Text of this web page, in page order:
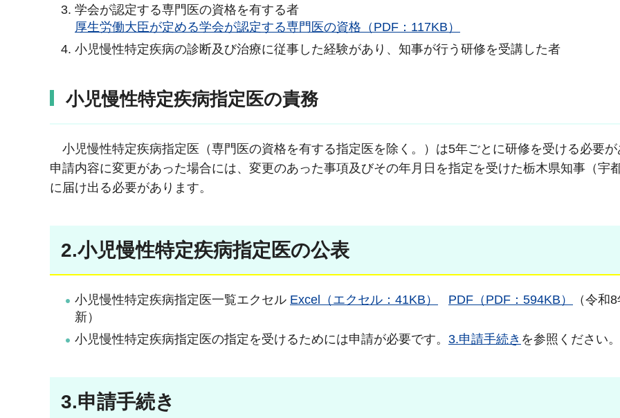
学会が認定する専門医の資格を有する者
厚生労働大臣が定める学会が認定する専門医の資格（PDF：117KB）
小児慢性特定疾病の診断及び治療に従事した経験があり、知事が行う研修を受講した者
小児慢性特定疾病指定医の責務
小児慢性特定疾病指定医（専門医の資格を有する指定医を除く。）は5年ごとに研修を受ける必要が
申請内容に変更があった場合には、変更のあった事項及びその年月日を指定を受けた栃木県知事（宇都
に届け出る必要があります。
2.小児慢性特定疾病指定医の公表
小児慢性特定疾病指定医一覧エクセル Excel（エクセル：41KB） PDF（PDF：594KB）
（令和
新）
小児慢性特定疾病指定医の指定を受けるためには申請が必要です。 3.申請手続き を参照ください。
3.申請手続き